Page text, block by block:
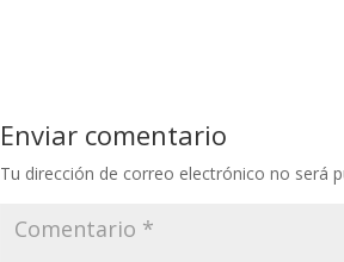
Enviar comentario
Tu dirección de correo electrónico no será